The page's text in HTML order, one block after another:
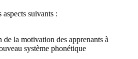
aspects suivants :
la motivation des apprenants à
système phonétique